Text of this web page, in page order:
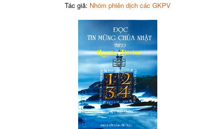
Tác giả: Nhóm phiên dịch các GKPV